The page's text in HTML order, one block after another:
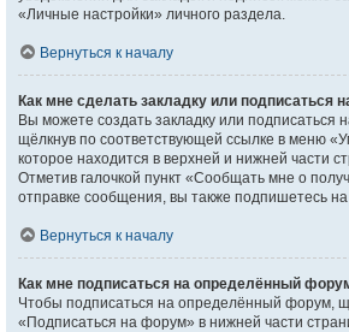
«Личные настройки» личного раздела.
Вернуться к началу
Как мне сделать закладку или подписаться
Вы можете создать закладку или подписаться
щёлкнув по соответствующей ссылке в меню
которое находится в верхней и нижней части
Отметив галочкой пункт «Сообщать мне о
отправке сообщения, вы также подпишетесь
Вернуться к началу
Как мне подписаться на определённый
Чтобы подписаться на определённый форум,
«Подписаться на форум» в нижней части